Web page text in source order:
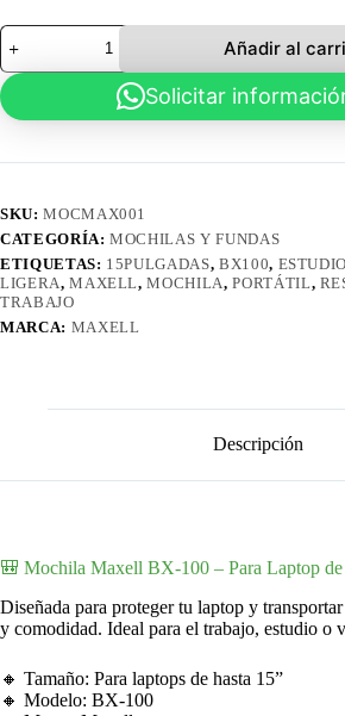
Mochila
15
Maxell
BX-
100
Añadir al
Solicitar
SKU:MOCMAX001
CATEGORÍA:MOCHILAS Y FUNDAS
ETIQUETAS: 15PULGADAS, BX100,
LIGERA,MAXELL,MOCHILA,PORTÁTIL,
TRABAJO
MARCA: MAXELL
Descripción
🎒 Mochila Maxell BX-100 – Para Laptop de
Diseñada para proteger tu laptop y
y comodidad. Ideal para el trabajo, estudio o
🔸 Tamaño: Para laptops de hasta 15”
🔸 Modelo: BX-100